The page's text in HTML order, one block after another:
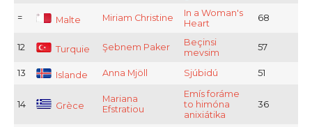
= Malte Miriam Christine
In a Woman's
Heart
68
12 Turquie Şebnem Paker
Beçinsi
mevsim
57
13 Islande Anna Mjöll Sjúbidú 51
14 Grèce
Mariana
Efstratiou
Emís foráme
to himóna
anixiátika
36